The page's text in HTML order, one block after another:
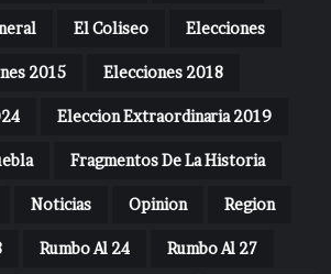
El Coliseo Elecciones
2015 Elecciones 2018
Eleccion Extraordinaria 2019
Fragmentos De La Historia
Noticias Opinion Region
Rumbo Al 24 Rumbo Al 27